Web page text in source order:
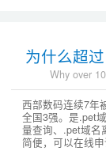
为什么超
Why over
西部数码连续7年
全国3强。是.pet
量查询、.pet域名
简便，可以在线申